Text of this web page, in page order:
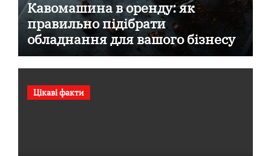
Кавомашина в оренду: як
правильно підібрати
обладнання для вашого бізнесу
Цікаві факти